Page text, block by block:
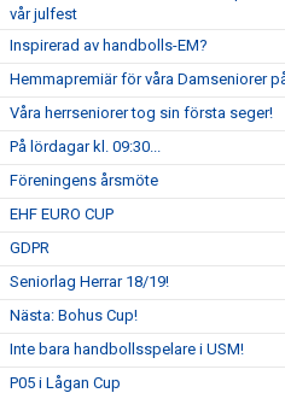
vår julfest
Inspirerad av handbolls-EM?
Hemmapremiär för våra Damseniorer
Våra herrseniorer tog sin första seger!
På lördagar kl. 09:30...
Föreningens årsmöte
EHF EURO CUP
GDPR
Seniorlag Herrar 18/19!
Nästa: Bohus Cup!
Inte bara handbollsspelare i USM!
P05 i Lågan Cup